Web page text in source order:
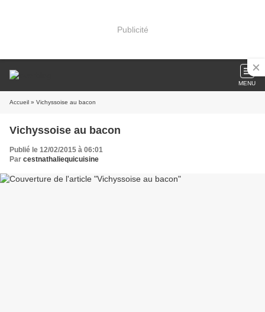
Publicité
MENU
Accueil » Vichyssoise au bacon
Vichyssoise au bacon
Publié le 12/02/2015 à 06:01
Par cestnathaliequicuisine